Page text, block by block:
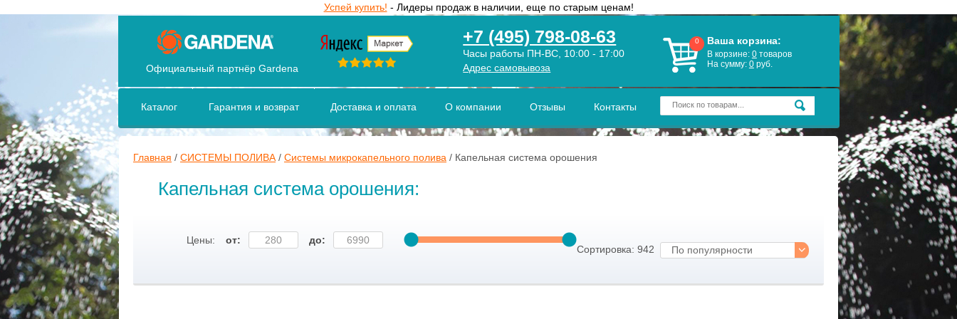
Успей купить! - Лидеры продаж в наличии, еще по старым ценам!
Официальный партнёр Gardena
+7 (495) 798-08-63
Часы работы ПН-ВС, 10:00 - 17:00
Адрес самовывоза
0 Ваша корзина:
В корзине: 0 товаров
На сумму: 0руб.
Каталог Гарантия и возврат Доставка и оплата О компании Отзывы Контакты
Главная / СИСТЕМЫ ПОЛИВА / Системы микрокапельного полива / Капельная система орошения
Капельная система орошения:
Цены: от:
до:
Сортировка: 942
По популярности